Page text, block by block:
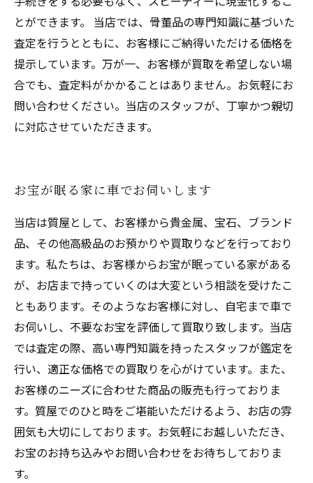
とができます。 当店では、骨董品の専門知識に基づいた
査定を行うとともに、お客様にご納得いただける価格を
提示しています。万が一、お客様が買取を希望しない場
合でも、査定料がかかることはありません。お気軽にお
問い合わせください。当店のスタッフが、丁寧かつ親切
に対応させていただきます。
お宝が眠る家に車でお伺いします
当店は質屋として、お客様から貴金属、宝石、ブランド
品、その他高級品のお預かりや買取りなどを行っており
ます。私たちは、お客様からお宝が眠っている家がある
が、お店まで持っていくのは大変という相談を受けたこ
ともあります。そのようなお客様に対し、自宅まで車で
お伺いし、不要なお宝を評価して買取り致します。当店
では査定の際、高い専門知識を持ったスタッフが鑑定を
行い、適正な価格での買取りを心がけています。また、
お客様のニーズに合わせた商品の販売も行っておりま
す。質屋でのひと時をご堪能いただけるよう、お店の雰
囲気も大切にしております。お気軽にお越しいただき、
お宝のお持ち込みやお問い合わせをお待ちしておりま
す。